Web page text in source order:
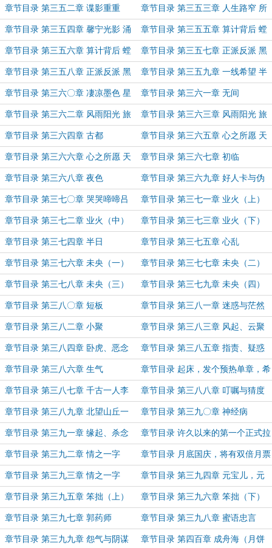
夜与昼
章节目录 第三五二章 谍影重重 章节目录 第三五三章 人生路窄 所
谓缘分
章节目录 第三五四章 馨宁光影 涌
动暗潮
章节目录 第三五五章 算计背后 螳
螂捕蝉（上）
章节目录 第三五六章 算计背后 螳
螂捕蝉（下）
章节目录 第三五七章 正派反派 黑
脸白脸（上）
章节目录 第三五八章 正派反派 黑
脸白脸（下）
章节目录 第三五九章 一线希望 半
缕微光
章节目录 第三六〇章 凄凉墨色 星
夜俱沉
章节目录 第三六一章 无间
章节目录 第三六二章 风雨阳光 旅
程琐事（上）
章节目录 第三六三章 风雨阳光 旅
程琐事（下）
章节目录 第三六四章 古都 章节目录 第三六五章 心之所愿 天
下大同（上）
章节目录 第三六六章 心之所愿 天
下大同（下）
章节目录 第三六七章 初临
章节目录 第三六八章 夜色 章节目录 第三六九章 好人卡与伪
娘
章节目录 第三七〇章 哭哭啼啼吕
梁山
章节目录 第三七一章 业火（上）
章节目录 第三七二章 业火（中） 章节目录 第三七三章 业火（下）
章节目录 第三七四章 半日 章节目录 第三七五章 心乱
章节目录 第三七六章 未央（一） 章节目录 第三七七章 未央（二）
章节目录 第三七八章 未央（三） 章节目录 第三七九章 未央（四）
章节目录 第三八〇章 短板 章节目录 第三八一章 迷惑与茫然
章节目录 第三八二章 小聚 章节目录 第三八三章 风起、云聚
章节目录 第三八四章 卧虎、恶念 章节目录 第三八五章 指责、疑惑
章节目录 第三八六章 生气 章节目录 起床，发个预热单章，希
望大家能看一下
章节目录 第三八七章 千古一人李
太白
章节目录 第三八八章 叮嘱与猜度
章节目录 第三八九章 北望山丘一
幢幢
章节目录 第三九〇章 神经病
章节目录 第三九一章 缘起、杀念 章节目录 许久以来的第一个正式拉
票单章 ，请大家看看。
章节目录 第三九二章 情之一字
（一）
章节目录 月底国庆，将有双倍月票
章节目录 第三九三章 情之一字
（二）
章节目录 第三九四章 元宝儿，元
锦儿。
章节目录 第三九五章 笨拙（上） 章节目录 第三九六章 笨拙（下）
章节目录 第三九七章 郭药师 章节目录 第三九八章 蜜语忠言
章节目录 第三九九章 怨气与阴谋 章节目录 第四百章 成舟海（月饼